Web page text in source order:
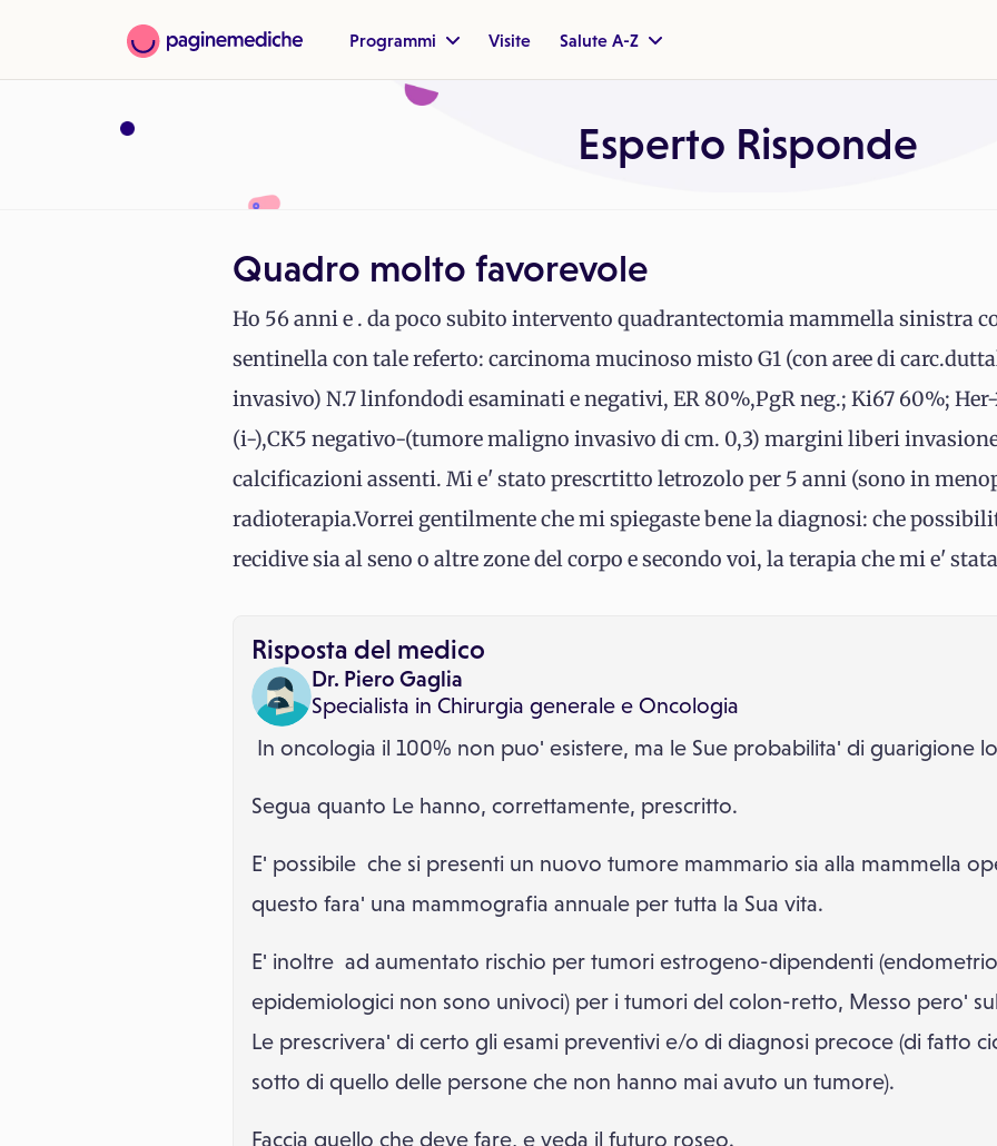
Programmi Visite Salute A-Z
Esperto Risponde
Quadro molto favorevole
Ho 56 anni e . da poco subito intervento quadrantectomia mammella sinistra
sentinella con tale referto: carcinoma mucinoso misto G1 (con aree di
invasivo) N.7 linfondodi esaminati e negativi, ER 80%,PgR neg.; Ki67 60%;
(i-),CK5 negativo-(tumore maligno invasivo di cm. 0,3) margini liberi invasione
calcificazioni assenti. Mi e' stato prescrtitto letrozolo per 5 anni (sono in
radioterapia.Vorrei gentilmente che mi spiegaste bene la diagnosi: che
recidive sia al seno o altre zone del corpo e secondo voi, la terapia che mi e'
Risposta del medico
Dr. Piero Gaglia
Specialista in Chirurgia generale e Oncologia
In oncologia il 100% non puo' esistere, ma le Sue probabilita' di guarigione
Segua quanto Le hanno, correttamente, prescritto.
E' possibile che si presenti un nuovo tumore mammario sia alla mammella
questo fara' una mammografia annuale per tutta la Sua vita.
E' inoltre ad aumentato rischio per tumori estrogeno-dipendenti
epidemiologici non sono univoci) per i tumori del colon-retto, Messo pero'
Le prescrivera' di certo gli esami preventivi e/o di diagnosi precoce (di fatto
sotto di quello delle persone che non hanno mai avuto un tumore).
Faccia quello che deve fare, e veda il futuro roseo.